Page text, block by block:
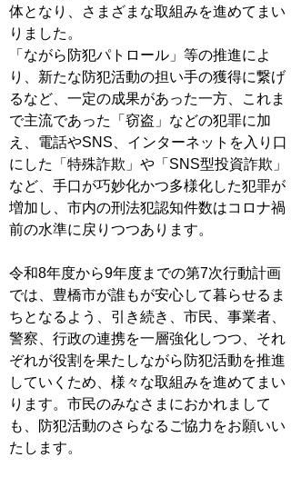
体となり、さまざまな取組みを進めてまい
りました。
「ながら防犯パトロール」等の推進によ
り、新たな防犯活動の担い手の獲得に繋げ
るなど、一定の成果があった一方、これま
で主流であった「窃盗」などの犯罪に加
え、電話やSNS、インターネットを入り口
にした「特殊詐欺」や「SNS型投資詐欺」
など、手口が巧妙化かつ多様化した犯罪が
増加し、市内の刑法犯認知件数はコロナ禍
前の水準に戻りつつあります。
令和8年度から9年度までの第7次行動計画
では、豊橋市が誰もが安心して暮らせるま
ちとなるよう、引き続き、市民、事業者、
警察、行政の連携を一層強化しつつ、それ
ぞれが役割を果たしながら防犯活動を推進
していくため、様々な取組みを進めてまい
ります。市民のみなさまにおかれまして
も、防犯活動のさらなるご協力をお願いい
たします。